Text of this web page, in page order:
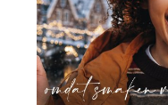
verzenden. Je
shop nog niet
Op de door jou